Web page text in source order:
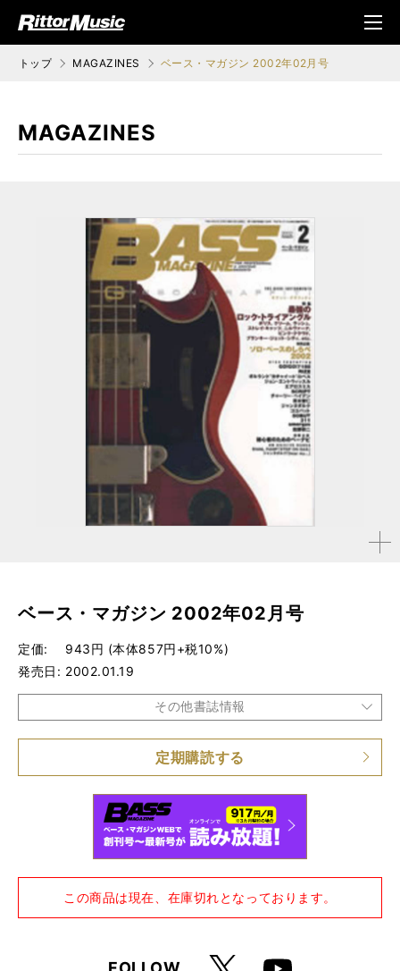
ジック (Rittor Musi
メニ
ュ
トップ MAGAZINES ベース・マガジン 2002年02月号
MAGAZINES
拡大す
ベース・マガジン 2002年02月号
定価
943円 (本体857円+税10%)
発売日
2002.01.19
その他書誌情報
A4変形判 / 172ページ
定期購読する
この商品は現在、在庫切れとなっております。
Youtube